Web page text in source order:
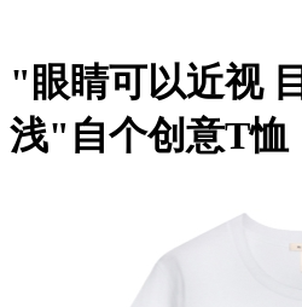
"眼睛可以近视
浅"自个创意T恤